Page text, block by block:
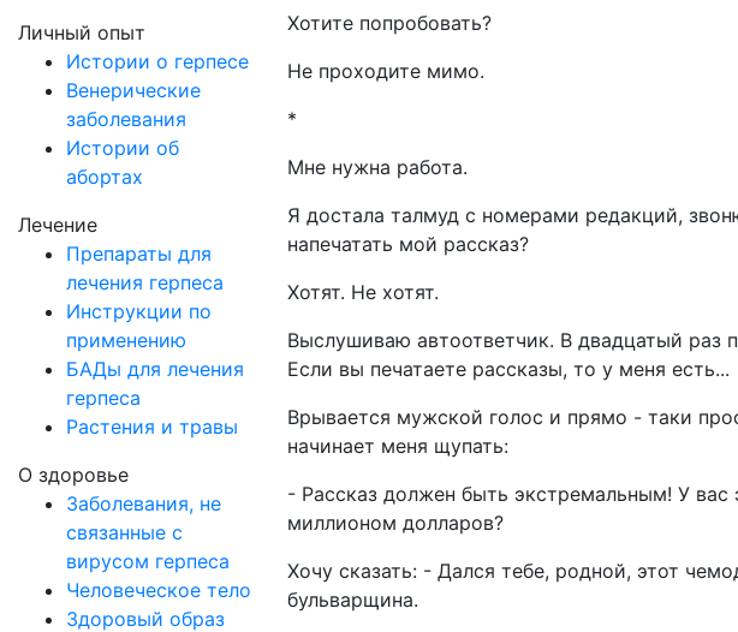
Хотите попробовать?
Не проходите мимо.
*
Мне нужна работа.
Я достала талмуд с номерами редакций,
напечатать мой рассказ?
Хотят. Не хотят.
Выслушиваю автоответчик. В двадцатый
Если вы печатаете рассказы, то у меня есть...
Врывается мужской голос и прямо - таки
начинает меня щупать:
- Рассказ должен быть экстремальным! У
миллионом долларов?
Хочу сказать: - Дался тебе, родной, этот
бульварщина.
Личный опыт
Истории о герпесе
Венерические
заболевания
Истории об
абортах
Лечение
Препараты для
лечения герпеса
Инструкции по
применению
БАДы для лечения
герпеса
Растения и травы
О здоровье
Заболевания, не
связанные с
вирусом герпеса
Человеческое тело
Здоровый образ